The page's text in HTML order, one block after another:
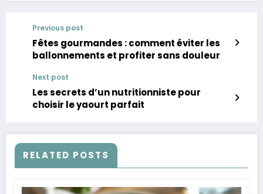
Previous post
Fêtes gourmandes : comment éviter les
ballonnements et profiter sans douleur
Next post
Les secrets d’un nutritionniste pour
choisir le yaourt parfait
RELATED POSTS